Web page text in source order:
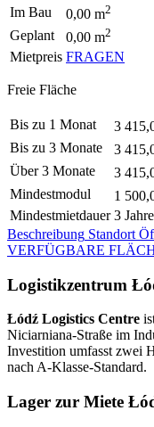
Im Bau 0,00 m2
Geplant 0,00 m2
Mietpreis FRAGEN
Freie Fläche
Bis zu 1 Monat 3
Bis zu 3 Monate 3
Über 3 Monate 3
Mindestmodul 1
Mindestmietdauer 3 Jahre
Beschreibung Standort
VERFÜGBARE
Logistikzentrum
Łódź Logistics Centre
Niciarniana-Straße im
Investition umfasst zwei
nach A-Klasse-Standard.
Lager zur Miete